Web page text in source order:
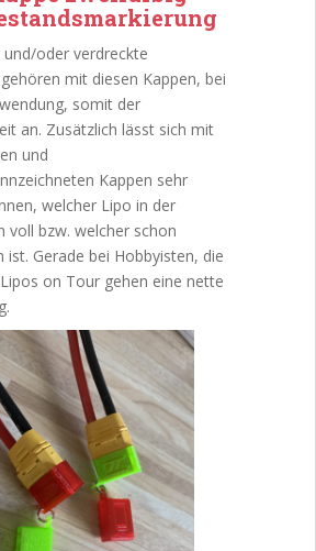
oder verdreckte
mit diesen Kappen, bei
somit der
an. Zusätzlich lässt sich mit
und
Kappen sehr
welcher Lipo in der
voll bzw. welcher schon
ist. Gerade bei Hobbyisten, die
on Tour gehen eine nette